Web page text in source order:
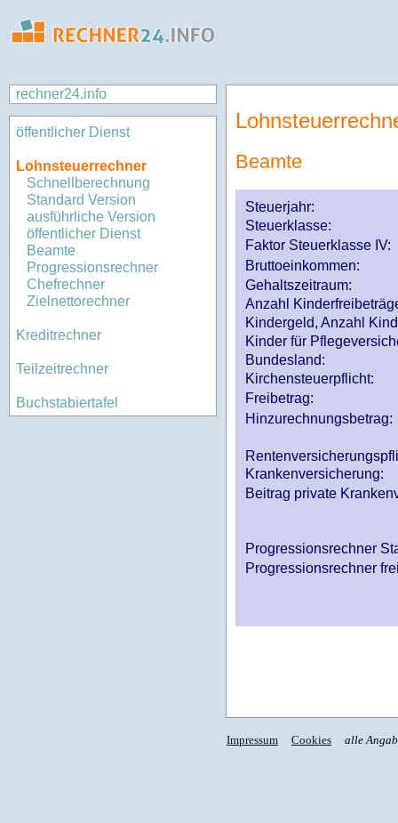
rechner24.info
öffentlicher Dienst
Lohnsteuerrechner
Schnellberechnung
Standard Version
ausführliche Version
öffentlicher Dienst
Beamte
Progressionsrechner
Chefrechner
Zielnettorechner
Kreditrechner
Teilzeitrechner
Buchstabiertafel
Beamte
Steuerjahr:
Steuerklasse:
Faktor Steuerklasse IV:
Bruttoeinkommen:
Gehaltszeitraum:
Anzahl
Kindergeld, Anzahl
Kinder für
Bundesland:
Kirchensteuerpflicht:
Freibetrag:
Hinzurechnungsbetrag:
Krankenversicherung:
Beitrag private
Progressionsrechner
Progressionsrechner
Impressum Cookies alle